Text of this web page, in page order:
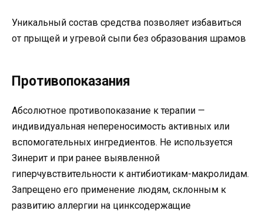
Уникальный состав средства позволяет избавиться
от прыщей и угревой сыпи без образования шрамов
Противопоказания
Абсолютное противопоказание к терапии —
индивидуальная непереносимость активных или
вспомогательных ингредиентов. Не используется
Зинерит и при ранее выявленной
гиперчувствительности к антибиотикам-макролидам.
Запрещено его применение людям, склонным к
развитию аллергии на цинксодержащие